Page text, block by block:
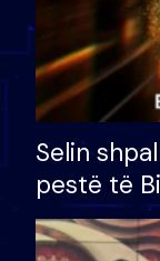
Selin
pestë të
çmimin e